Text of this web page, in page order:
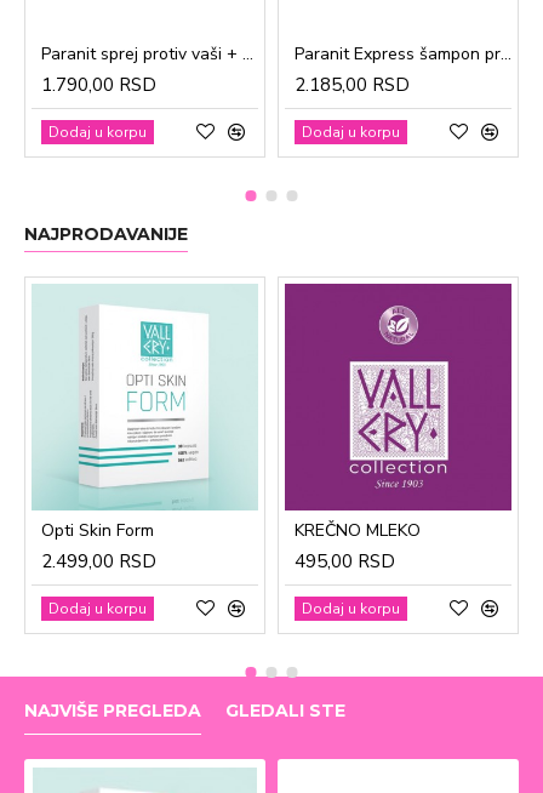
Paranit sprej protiv vaši + češalj 100ml
1.790,00 RSD
Dodaj u korpu
Paranit Express šampon protiv vaši + češalj 200ml
2.185,00 RSD
Dodaj u korpu
NAJPRODAVANIJE
Opti Skin Form
2.499,00 RSD
Dodaj u korpu
KREČNO MLEKO
495,00 RSD
Dodaj u korpu
NAJVIŠE PREGLEDA GLEDALI STE